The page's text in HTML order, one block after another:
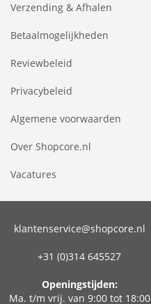
Verzending & Afhalen
Betaalmogelijkheden
Reviewbeleid
Privacybeleid
Algemene voorwaarden
Over Shopcore.nl
Vacatures
klantenservice@shopcore.nl
+31 (0)314 645527
Openingstijden:
Ma. t/m vrij. van 9:00 tot 18:00